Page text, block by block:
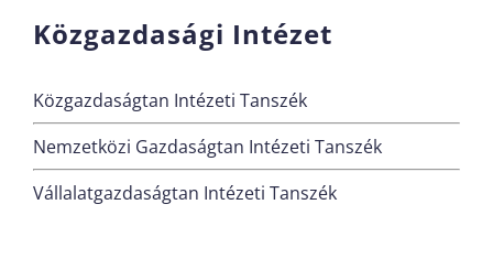
Közgazdasági Intézet
Közgazdaságtan Intézeti Tanszék
Nemzetközi Gazdaságtan Intézeti Tanszék
Vállalatgazdaságtan Intézeti Tanszék